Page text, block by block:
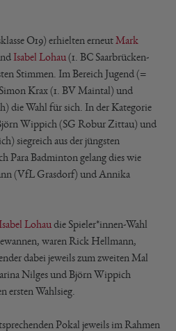
O19) erhielten erneutMark
Isabel Lohau (1. BC Saarbrücken-
Stimmen. Im Bereich Jugend (=
Krax (1. BV Maintal) und
die Wahl für sich. In der Kategorie
Wippich (SG Robur Zittau) und
siegreich aus der jüngsten
Para Badminton gelang dies wie
(VfL Grasdorf) und Annika
Isabel Lohau die Spieler*innen-Wahl
waren Rick Hellmann,
dabei jeweils zum zweiten Mal
Nilges und Björn Wippich
ersten Wahlsieg.
Pokal jeweils im Rahmen